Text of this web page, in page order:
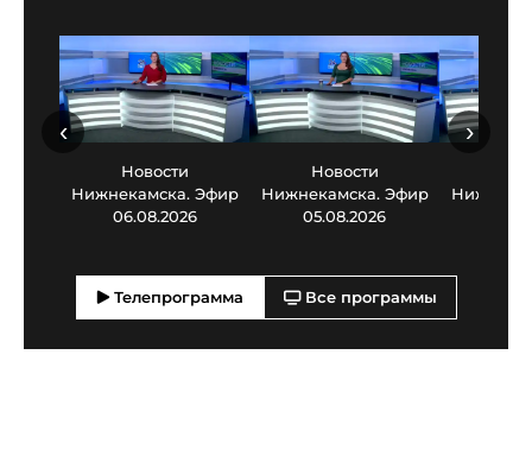
Новости
Нижнекамска. Эфир
06.08.2026
Новости
Нижнекамска. Эфир
05.08.2026
‹ ›
Телепрограмма Все программы